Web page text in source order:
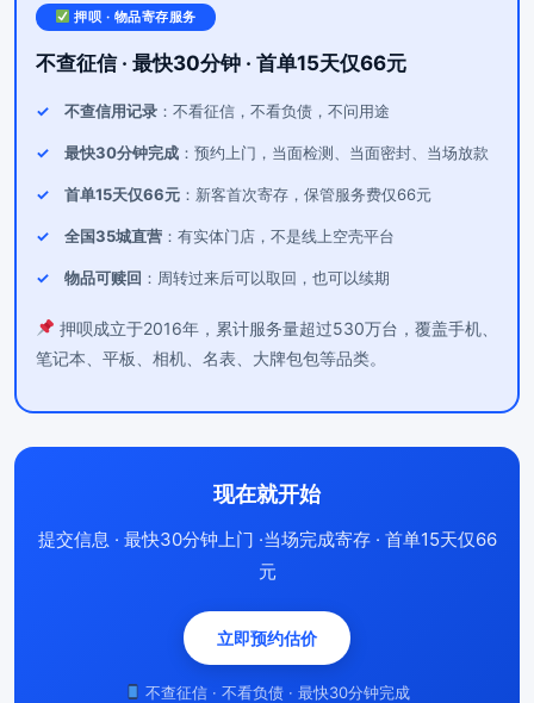
押呗 · 物品寄存服务
不查征信 · 最快30分钟 · 首单15天仅66元
不查信用记录 ：不看征信，不看负债，不问用途
最快30分钟完成 ：预约上门，当面检测、当面密封、当场放款
首单15天仅66元 ：新客首次寄存，保管服务费仅66元
全国35城直营 ：有实体门店，不是线上空壳平台
物品可赎回 ：周转过来后可以取回，也可以续期
押呗成立于2016年，累计服务量超过530万台，覆盖手机、
笔记本、平板、相机、名表、大牌包包等品类。
现在就开始
提交信息 · 最快30分钟上门 ·当场完成寄存 · 首单15天仅66
元
立即预约估价
不查征信 · 不看负债 · 最快30分钟完成